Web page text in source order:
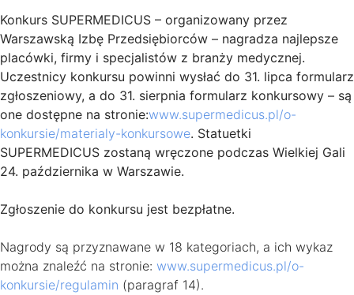
Konkurs SUPERMEDICUS – organizowany przez
Warszawską Izbę Przedsiębiorców – nagradza najlepsze
placówki, firmy i specjalistów z branży medycznej.
Uczestnicy konkursu powinni wysłać do 31. lipca formularz
zgłoszeniowy, a do 31. sierpnia formularz konkursowy – są
one dostępne na stronie:www.supermedicus.pl/o-
konkursie/materialy-konkursowe. Statuetki
SUPERMEDICUS zostaną wręczone podczas Wielkiej Gali
24. października w Warszawie.
Zgłoszenie do konkursu jest bezpłatne.
Nagrody są przyznawane w 18 kategoriach, a ich wykaz
można znaleźć na stronie: www.supermedicus.pl/o-
konkursie/regulamin (paragraf 14).